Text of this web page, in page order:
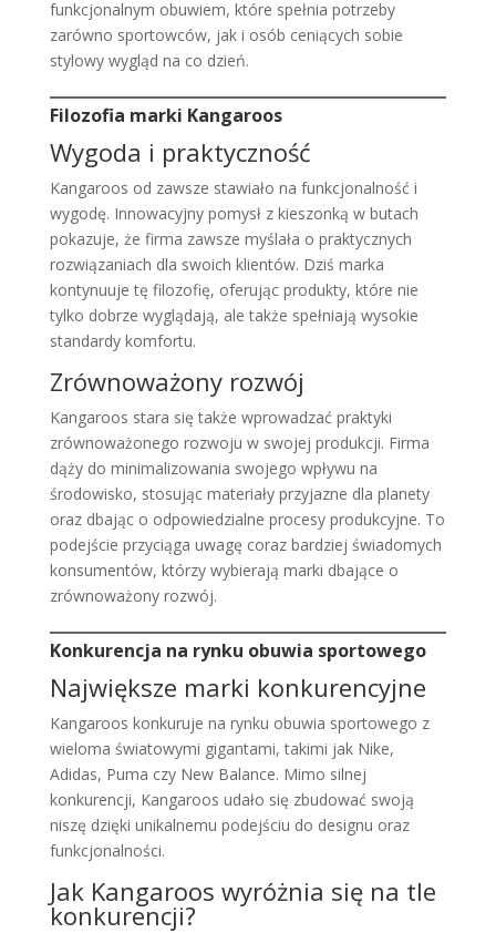
funkcjonalnym obuwiem, które spełnia potrzeby
zarówno sportowców, jak i osób ceniących sobie
stylowy wygląd na co dzień.
Filozofia marki Kangaroos
Wygoda i praktyczność
Kangaroos od zawsze stawiało na funkcjonalność i
wygodę. Innowacyjny pomysł z kieszonką w butach
pokazuje, że firma zawsze myślała o praktycznych
rozwiązaniach dla swoich klientów. Dziś marka
kontynuuje tę filozofię, oferując produkty, które nie
tylko dobrze wyglądają, ale także spełniają wysokie
standardy komfortu.
Zrównoważony rozwój
Kangaroos stara się także wprowadzać praktyki
zrównoważonego rozwoju w swojej produkcji. Firma
dąży do minimalizowania swojego wpływu na
środowisko, stosując materiały przyjazne dla planety
oraz dbając o odpowiedzialne procesy produkcyjne. To
podejście przyciąga uwagę coraz bardziej świadomych
konsumentów, którzy wybierają marki dbające o
zrównoważony rozwój.
Konkurencja na rynku obuwia sportowego
Największe marki konkurencyjne
Kangaroos konkuruje na rynku obuwia sportowego z
wieloma światowymi gigantami, takimi jak Nike,
Adidas, Puma czy New Balance. Mimo silnej
konkurencji, Kangaroos udało się zbudować swoją
niszę dzięki unikalnemu podejściu do designu oraz
funkcjonalności.
Jak Kangaroos wyróżnia się na tle
konkurencji?